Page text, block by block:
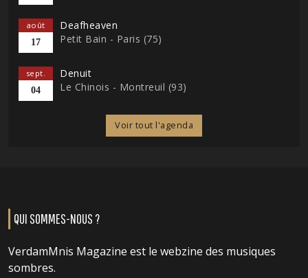
août
17
Deafheaven
Petit Bain - Paris (75)
sept.
04
Denuit
Le Chinois - Montreuil (93)
Voir tout l'agenda
QUI SOMMES-NOUS ?
VerdamMnis Magazine est le webzine des musiques
sombres.